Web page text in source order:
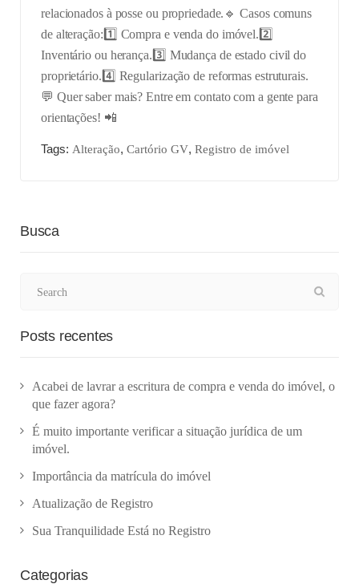
relacionados à posse ou propriedade. 🔹 Casos comuns
de alteração: 1️⃣ Compra e venda do imóvel. 2️⃣
Inventário ou herança. 3️⃣ Mudança de estado civil do
proprietário. 4️⃣ Regularização de reformas estruturais.
💬 Quer saber mais? Entre em contato com a gente para
orientações! 📲
Tags: Alteração, Cartório GV, Registro de imóvel
Busca
Posts recentes
Acabei de lavrar a escritura de compra e venda do imóvel, o
que fazer agora?
É muito importante verificar a situação jurídica de um
imóvel.
Importância da matrícula do imóvel
Atualização de Registro
Sua Tranquilidade Está no Registro
Categorias